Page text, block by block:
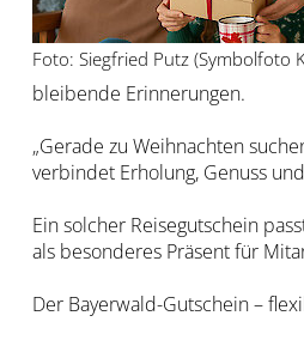
Foto: Siegfried Putz (Symbolfoto
bleibende Erinnerungen.
„Gerade zu Weihnachten
verbindet Erholung, Genuss
Ein solcher Reisegutschein
als besonderes Präsent für
Der Bayerwald-Gutschein –